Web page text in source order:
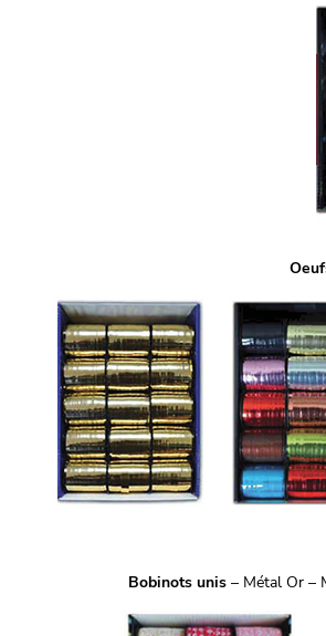
Bobinots unis – Métal Or –